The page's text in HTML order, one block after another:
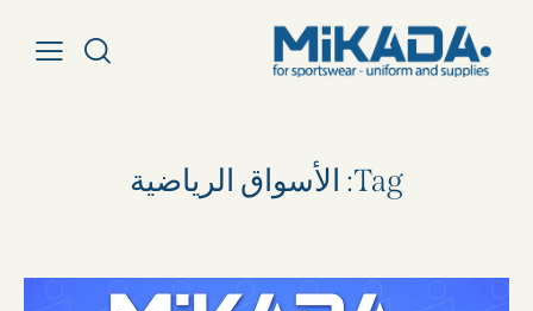
Tag: الأسواق الرياضية